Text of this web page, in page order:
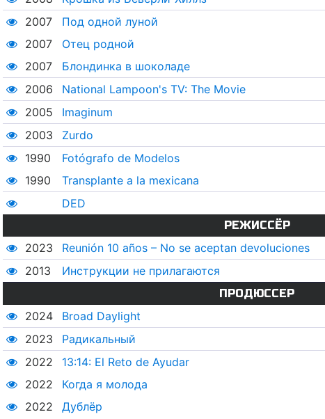
2007
Под одной луной
2007
Отец родной
2007
Блондинка в шоколаде
2006
National Lampoon's TV: The Movie
2005
Imaginum
2003
Zurdo
1990
Fotógrafo de Modelos
1990
Transplante a la mexicana
DED
РЕЖИССЁР
2023
Reunión 10 años – No se aceptan devoluciones
2013
Инструкции не прилагаются
ПРОДЮССЕР
2024
Broad Daylight
2023
Радикальный
2022
13:14: El Reto de Ayudar
2022
Когда я молода
2022
Дублёр